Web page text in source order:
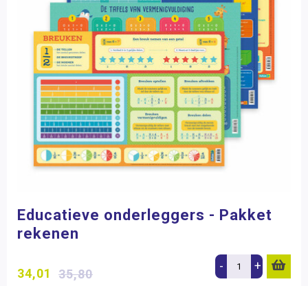
Educatieve onderleggers - Pakket
rekenen
34,01 35,80
- +